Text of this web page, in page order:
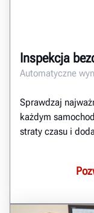
Inspekcja
Automatyczne
Sprawdzaj
każdym
straty czasu i